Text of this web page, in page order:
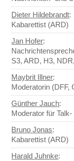
Dieter Hildebrandt:
Kabarettist (ARD)
Jan Hofer:
S3, ARD, H3,
Maybrit Illner:
Moderatorin (DFF,
Günther Jauch:
Moderator für
Bruno Jonas:
Kabarettist (ARD)
Harald Juhnke: